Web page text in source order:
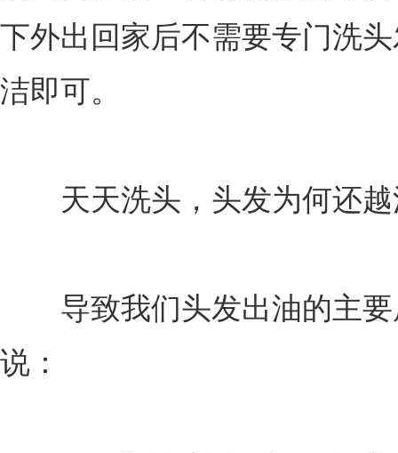
下外出回家后不需要专门洗
洁即可。
天天洗头，头发为何还越
导致我们头发出油的主要
说：